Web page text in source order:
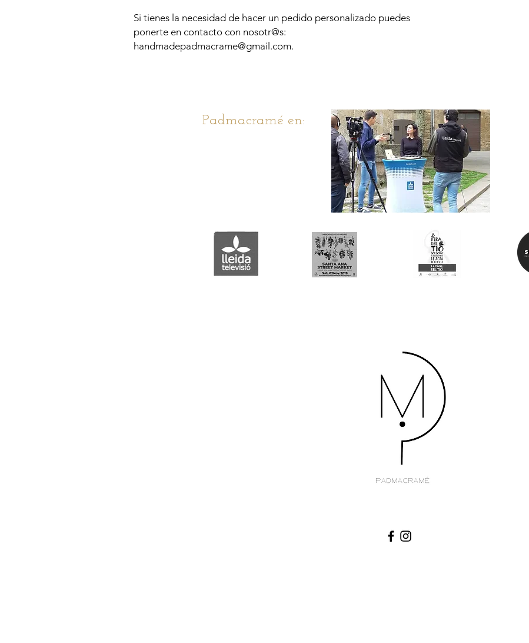
Si tienes la necesidad de hacer un pedido personalizado puedes
ponerte en contacto con nosotr@s:
handmadepadmacrame@gmail.com.
Padmacramé en: